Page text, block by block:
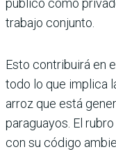
público como
trabajo conjunto.
Esto contribuirá en
todo lo que implica
arroz que está
paraguayos. El
con su código